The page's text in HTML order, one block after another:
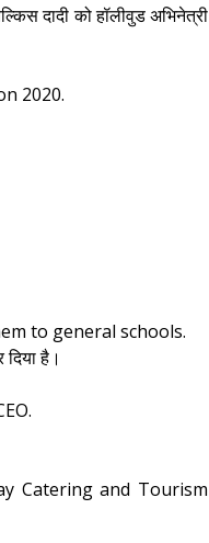
दादी को हॉलीवुड अभिनेत्री
2020.
to general schools.
है।
Catering and Tourism